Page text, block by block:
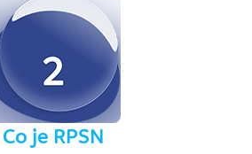
Co je RPSN